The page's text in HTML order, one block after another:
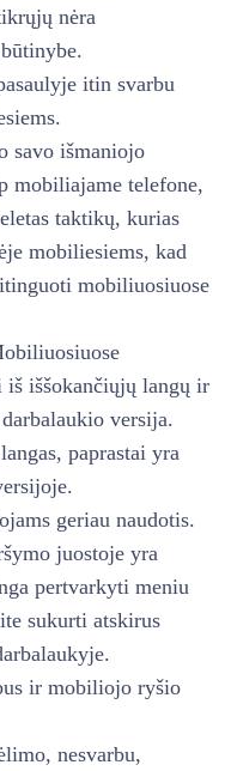
nėra
itin svarbu
savo išmaniojo
mobiliajame telefone,
taktikų, kurias
mobiliesiems, kad
mobiliuosiuose
iššokančiųjų langų ir
versija.
paprastai yra
geriau naudotis.
juostoje yra
pertvarkyti meniu
sukurti atskirus
ir mobiliojo ryšio
nesvarbu,